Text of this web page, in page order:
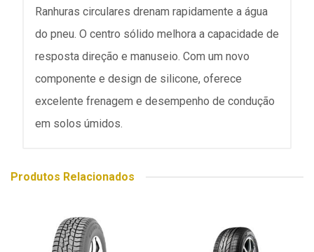
Ranhuras circulares drenam rapidamente a água
do pneu. O centro sólido melhora a capacidade de
resposta direção e manuseio. Com um novo
componente e design de silicone, oferece
excelente frenagem e desempenho de condução
em solos úmidos.
Produtos Relacionados